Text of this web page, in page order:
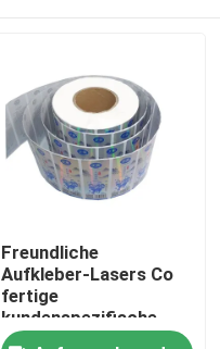
Freundliche
Aufkleber-Lasers Co
fertige
kundenspezifische
Paket-UVaufkleber